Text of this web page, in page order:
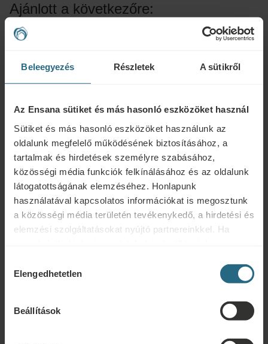
Beleegyezés Részletek A sütikről
Az Ensana sütiket és más hasonló eszközöket használ
Sütiket és más hasonló eszközöket használunk az
oldalunk megfelelő működésének biztosításához, a
tartalmak és hirdetések személyre szabásához,
közösségi média funkciók felkínálásához és az oldalunk
látogatottságának elemzéséhez. Honlapunk
használatával kapcsolatos információkat is megosztunk
a közösségi média területén tevékenykedő, a hirdetési és
elemzési szolgáltatásokat nyújtó partnereinkkel. Ha
eszközöket, kérjük, folytassa a "Részletek" gombra
kattintva.
kiválasztása
Elengedhetetlen
Beállítások
Ajánlott a következőre:
Váz- és izomrendszeri betegségek, ortopédiai és baleseti
onkológiai betegségek
Nem alkalmazható az alábbi
esetekben:
Fertőző betegségek, láz, akut gyulladás, légszomj,
szívelégtelenség, terhesség, instabil diabétesz vagy vérnyomás,
pszichózis, alkohol- vagy kábítószer-fogyasztás, testi fogyaték
Ensana szállodáinkkal vagy szolgáltatásainkkal kapcsolatos kérdéseivel